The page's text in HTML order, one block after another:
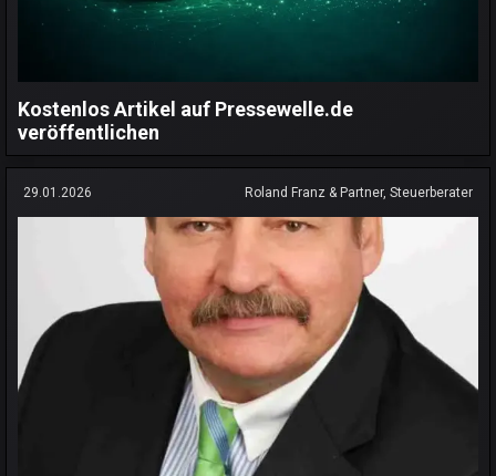
Kostenlos Artikel auf Pressewelle.de
veröffentlichen
29.01.2026 Roland Franz & Partner, Steuerberater